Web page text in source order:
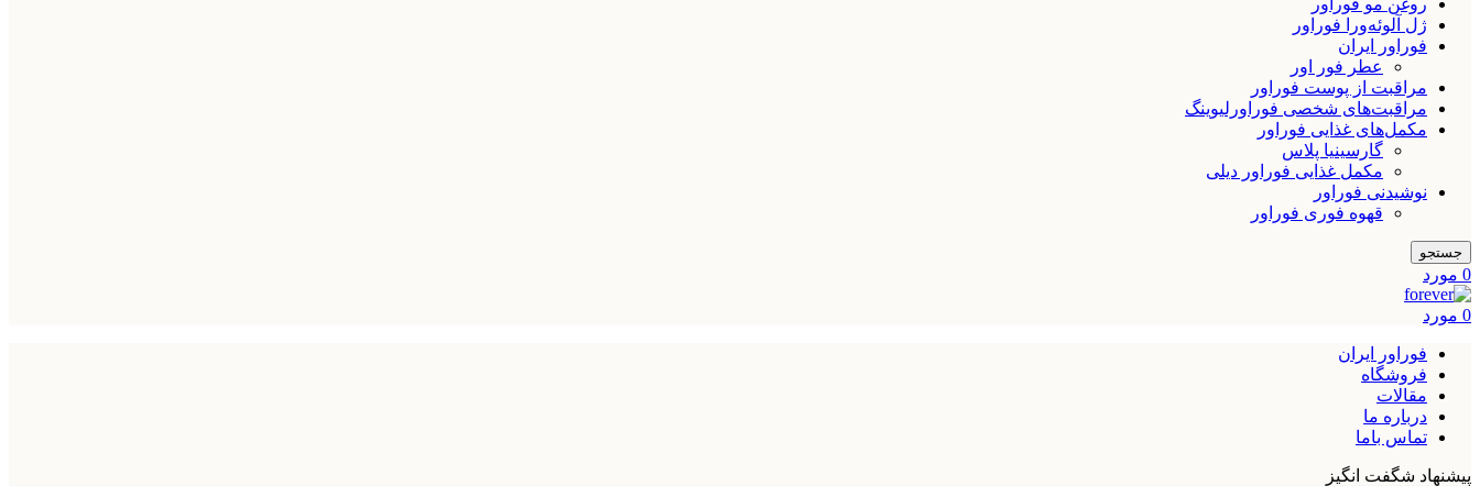
روغن مو فوراور
ژل آلوئه‌ورا فوراور
فوراور ایران
عطر فور اور
مراقبت از پوست فوراور
مراقبت‌های شخصی فوراورلیوینگ
مکمل‌های غذایی فوراور
گارسینیا پلاس
مکمل غذایی فوراور دیلی
نوشیدنی فوراور
قهوه فوری فوراور
جستجو
0 مورد
0 مورد
فوراور ایران
فروشگاه
مقالات
درباره ما
تماس باما
پیشنهاد شگفت انگیز